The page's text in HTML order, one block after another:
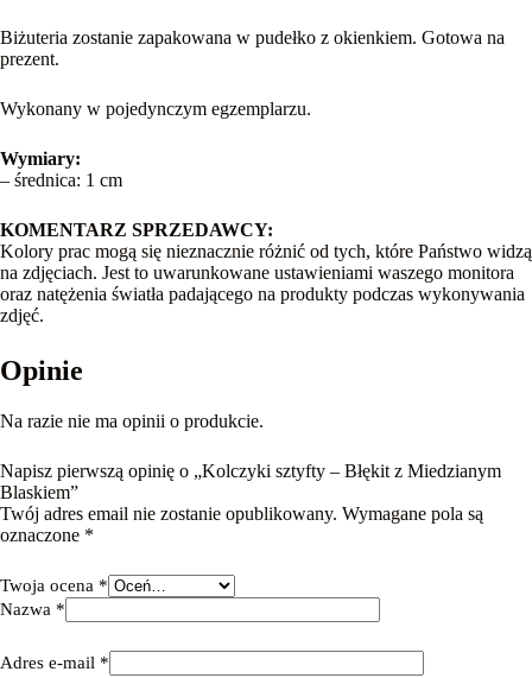
Biżuteria zostanie zapakowana w pudełko z okienkiem. Gotowa na
prezent.
Wykonany w pojedynczym egzemplarzu.
Wymiary:
– średnica: 1 cm
KOMENTARZ SPRZEDAWCY:
Kolory prac mogą się nieznacznie różnić od tych, które Państwo widzą
na zdjęciach. Jest to uwarunkowane ustawieniami waszego monitora
oraz natężenia światła padającego na produkty podczas wykonywania
zdjęć.
Opinie
Na razie nie ma opinii o produkcie.
Napisz pierwszą opinię o „Kolczyki sztyfty – Błękit z Miedzianym
Blaskiem”
Twój adres email nie zostanie opublikowany. Wymagane pola są
oznaczone *
Twoja ocena *
Nazwa *
Adres e-mail *